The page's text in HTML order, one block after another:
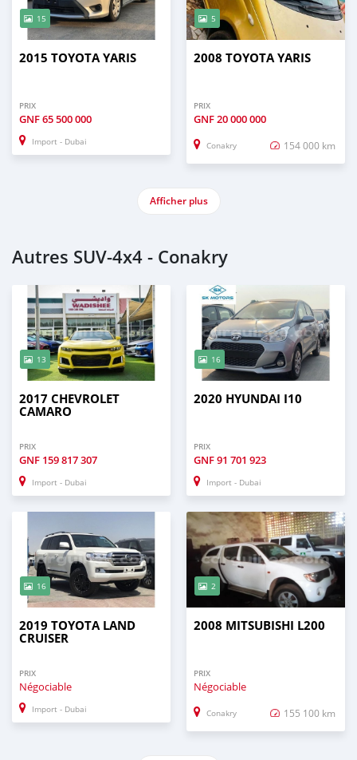
15
2015 TOYOTA YARIS
PRIX
GNF65 500 000
Import - Dubai
5
2008 TOYOTA YARIS
PRIX
GNF20 000 000
Conakry 154 000 km
Afficher plus
Autres SUV‒4x4 - Conakry
13
2017 CHEVROLET
CAMARO
PRIX
GNF 159 817 307
Import - Dubai
16
2020 HYUNDAI I10
PRIX
GNF91 701 923
Import - Dubai
16
2019 TOYOTA LAND
CRUISER
PRIX
Négociable
Import - Dubai
2
2008 MITSUBISHI L200
PRIX
Négociable
Conakry 155 100 km